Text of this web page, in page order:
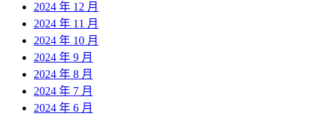
2024 年 12 月
2024 年 11 月
2024 年 10 月
2024 年 9 月
2024 年 8 月
2024 年 7 月
2024 年 6 月